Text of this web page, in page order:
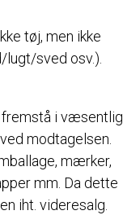
tøj, men ikke
lugt/sved osv.).
fremstå i væsentlig
modtagelsen.
mærker,
mm. Da dette
iht. videresalg.